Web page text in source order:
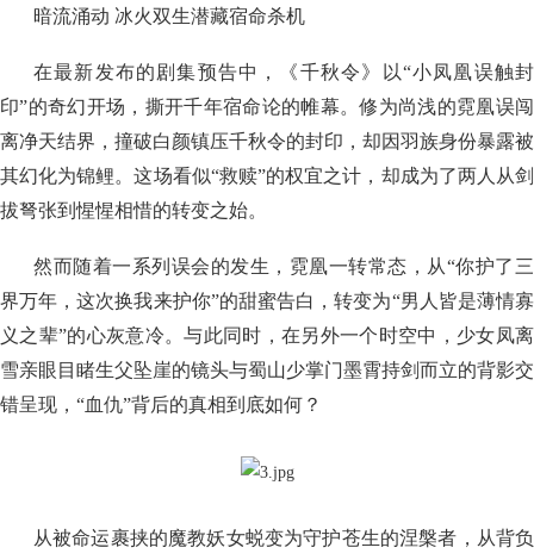
暗流涌动 冰火双生潜藏宿命杀机
在最新发布的剧集预告中，《千秋令》以“小凤凰误触封
印”的奇幻开场，撕开千年宿命论的帷幕。修为尚浅的霓凰误闯
离净天结界，撞破白颜镇压千秋令的封印，却因羽族身份暴露被
其幻化为锦鲤。这场看似“救赎”的权宜之计，却成为了两人从剑
拔弩张到惺惺相惜的转变之始。
然而随着一系列误会的发生，霓凰一转常态，从“你护了三
界万年，这次换我来护你”的甜蜜告白，转变为“男人皆是薄情寡
义之辈”的心灰意冷。与此同时，在另外一个时空中，少女凤离
雪亲眼目睹生父坠崖的镜头与蜀山少掌门墨霄持剑而立的背影交
错呈现，“血仇”背后的真相到底如何？
从被命运裹挟的魔教妖女蜕变为守护苍生的涅槃者，从背负